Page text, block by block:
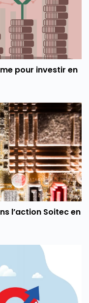
pour investir en
l’action Soitec en